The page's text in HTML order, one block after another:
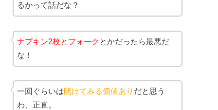
るかって話だな？
ナプキン2枚とフォーク とかだったら最悪だ
な！
一回ぐらいは賭けてみる価値あり だと思う
わ、正直。